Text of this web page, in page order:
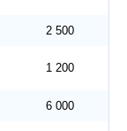
2 500
1 200
6 000